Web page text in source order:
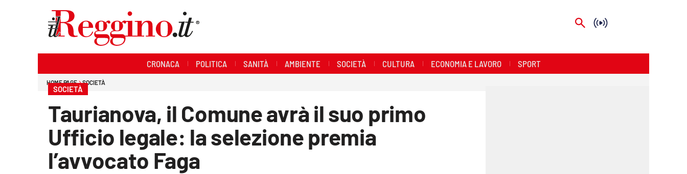
CRONACA POLITICA SANITÀ AMBIENTE SOCIETÀ CULTURA ECONOMIA E LAVORO SPORT
HOME PAGE SOCIETÀ
SOCIETÀ
Taurianova, il Comune avrà il suo primo
Ufficio legale: la selezione premia
l’avvocato Faga